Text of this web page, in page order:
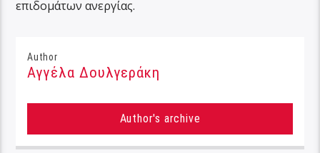
επιδομάτων ανεργίας.
Author
Αγγέλα Δουλγεράκη
Author's archive